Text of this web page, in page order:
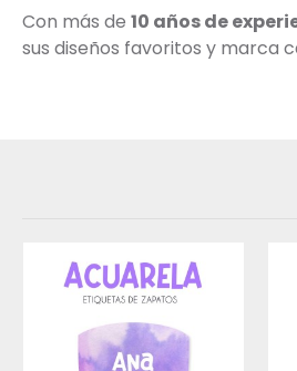
Con más de 10 años de
sus diseños favoritos y marca